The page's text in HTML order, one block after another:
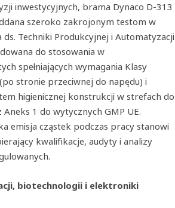
inwestycyjnych, brama Dynaco D‑313
szeroko zakrojonym testom w
Techniki Produkcyjnej i Automatyzacji
do stosowania w
spełniających wymagania Klasy
stronie przeciwnej do napędu) i
higienicznej konstrukcji w strefach do
Aneks 1 do wytycznych GMP UE.
emisja cząstek podczas pracy stanowi
kwalifikacje, audyty i analizy
biotechnologii i elektroniki